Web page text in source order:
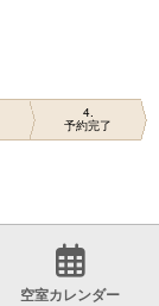
4
予約完了
空室カレンダー